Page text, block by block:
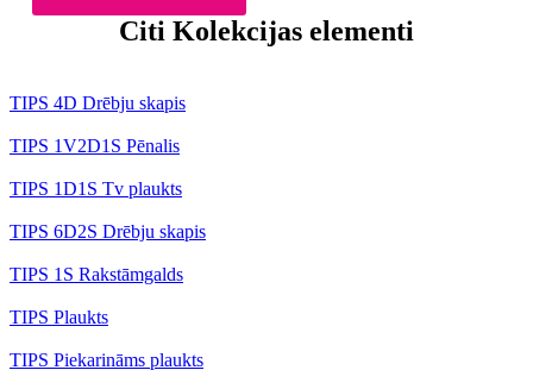
Citi Kolekcijas elementi
TIPS 4D Drēbju skapis
TIPS 1V2D1S Pēnalis
TIPS 1D1S Tv plaukts
TIPS 6D2S Drēbju skapis
TIPS 1S Rakstāmgalds
TIPS Plaukts
TIPS Piekarināms plaukts